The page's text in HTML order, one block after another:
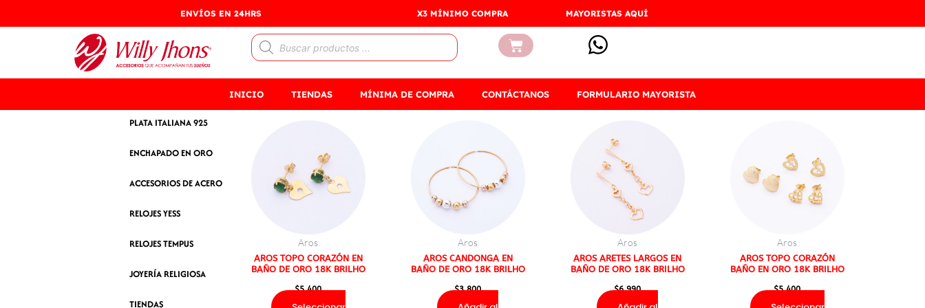
al
ENVÍOS EN 24HRS X3 MÍNIMO COMPRA MAYORISTAS AQUÍ
Búsqueda
de
Carrito
INICIO TIENDAS MÍNIMA DE COMPRA CONTÁCTANOS FORMULARIO MAYORISTA
PLATA ITALIANA 925
ENCHAPADO EN ORO
ACCESORIOS DE ACERO
RELOJES YESS
RELOJES TEMPUS
JOYERÍA RELIGIOSA
TIENDAS
Aros
AROS TOPO CORAZÓN EN
BAÑO DE ORO 18K BRILHO
$5.400
tiene
múltiples
variantes.
se
pueden
elegir
Aros
AROS CANDONGA EN
BAÑO DE ORO 18K BRILHO
$3.800
Aros
AROS ARETES LARGOS EN
BAÑO DE ORO 18K BRILHO
$6.990
Aros
AROS TOPO CORAZÓN
BAÑO EN ORO 18K BRILHO
$5.400
tiene
múltiples
variantes.
se
pueden
elegir